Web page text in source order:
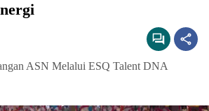
ASN Melalui ESQ Talent DNA